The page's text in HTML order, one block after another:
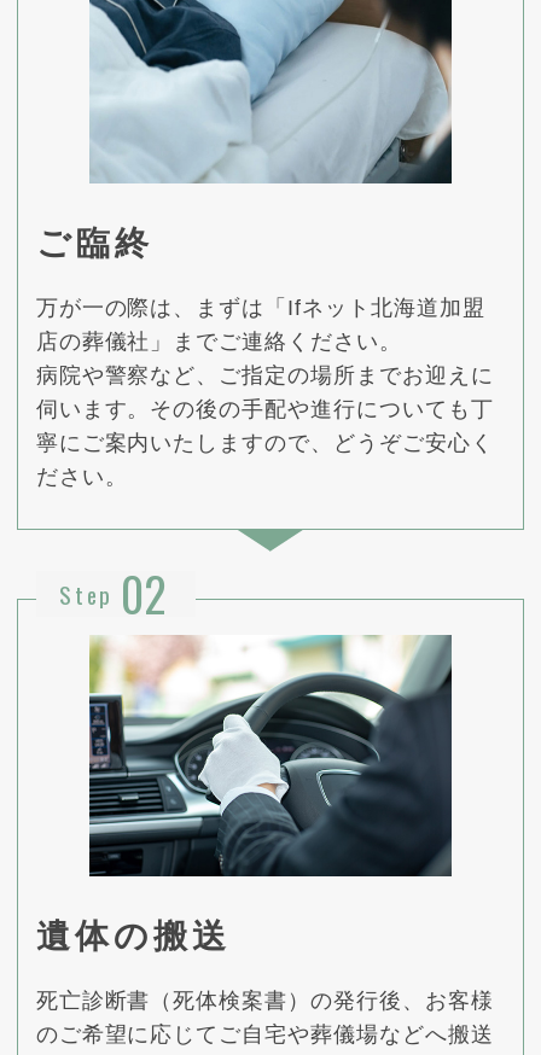
ご臨終
万が一の際は、まずは「Ifネット北海道加盟
店の葬儀社」までご連絡ください。
病院や警察など、ご指定の場所までお迎えに
伺います。その後の手配や進行についても丁
寧にご案内いたしますので、どうぞご安心く
ださい。
Step 02
遺体の搬送
死亡診断書（死体検案書）の発行後、お客様
のご希望に応じてご自宅や葬儀場などへ搬送